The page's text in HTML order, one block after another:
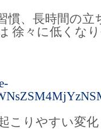
慣、長時間の
徐々に低くな
こりやすい変化